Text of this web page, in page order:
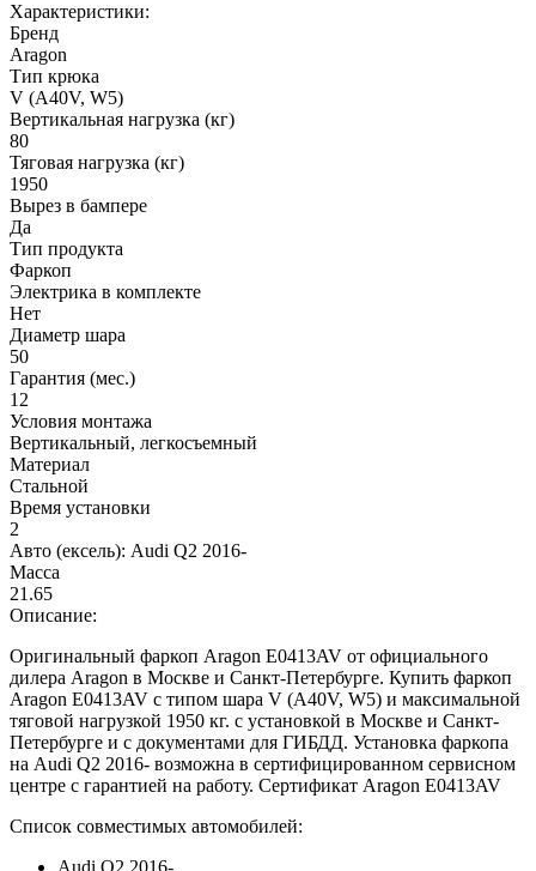
Характеристики:
Бренд
Aragon
Тип крюка
V (A40V, W5)
Вертикальная нагрузка (кг)
80
Тяговая нагрузка (кг)
1950
Вырез в бампере
Да
Тип продукта
Фаркоп
Электрика в комплекте
Нет
Диаметр шара
50
Гарантия (мес.)
12
Условия монтажа
Вертикальный, легкосъемный
Материал
Стальной
Время установки
2
Авто (ексель): Audi Q2 2016-
Масса
21.65
Описание:
Оригинальный фаркоп Aragon E0413AV от официального
дилера Aragon в Москве и Санкт-Петербурге. Купить фаркоп
Aragon E0413AV с типом шара V (A40V, W5) и максимальной
тяговой нагрузкой 1950 кг. с установкой в Москве и Санкт-
Петербурге и с документами для ГИБДД. Установка фаркопа
на Audi Q2 2016- возможна в сертифицированном сервисном
центре с гарантией на работу. Сертификат Aragon E0413AV
Список совместимых автомобилей: